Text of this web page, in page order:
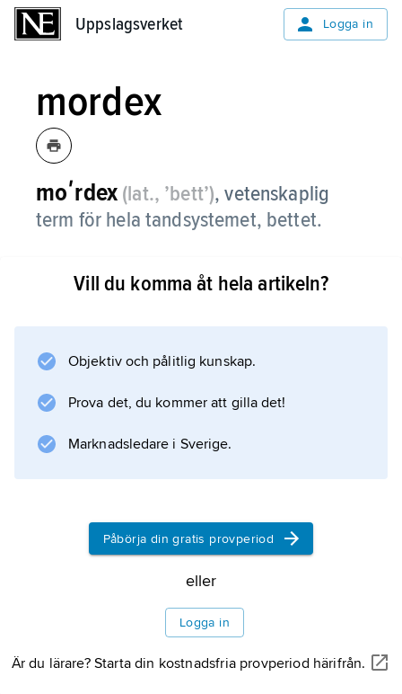
Uppslagsverket Logga in
mordex
moʹrdex (lat., ’bett’), vetenskaplig
term för hela tandsystemet, bettet.
Vill du komma åt hela artikeln?
Objektiv och pålitlig kunskap.
Prova det, du kommer att gilla det!
Marknadsledare i Sverige.
Påbörja din gratis provperiod
eller
Logga in
Är du lärare? Starta din kostnadsfria provperiod härifrån.